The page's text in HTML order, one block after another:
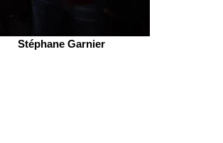
Stéphane Garnier